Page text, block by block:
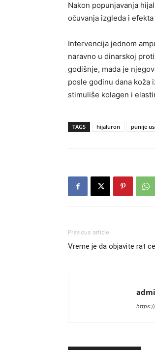
Nakon popunjavanja
očuvanja izgleda i
Intervencija jednom
naravno u dinarskoj
godišnje, mada je
posle godinu dana koža
stimuliše kolagen i
TAGS hijaluron punije
Previous article
Vreme je da objavite rat